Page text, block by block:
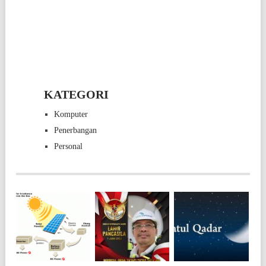
KATEGORI
Komputer
Penerbangan
Personal